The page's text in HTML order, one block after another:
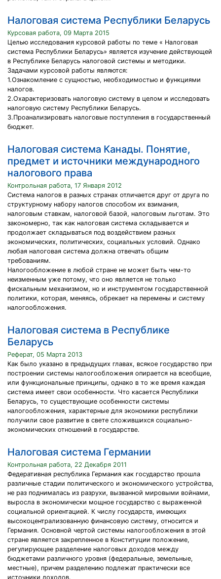
Налоговая система Республики Беларусь
Курсовая работа, 09 Марта 2015
Целью исследования курсовой работы по теме « Налоговая
система Республики Беларусь» является изучение действующей
в Республике Беларусь налоговой системы и методики.
Задачами курсовой работы являются:
1.Ознакомление с сущностью, необходимостью и функциями
налогов.
2.Охарактеризовать налоговую систему в целом и исследовать
налоговую систему Республики Беларусь.
3.Проанализировать налоговые поступления в государственный
бюджет.
Налоговая система Канады. Понятие,
предмет и источники международного
налогового права
Контрольная работа, 17 Января 2012
Система налогов в разных странах отличается друг от друга по
структурному набору налогов способом их взимания,
налоговым ставкам, налоговой базой, налоговым льготам. Это
закономерно, так как налоговая система складывается и
продолжает складываться под воздействием разных
экономических, политических, социальных условий. Однако
любая налоговая система должна отвечать общим
требованиям.
Налогообложение в любой стране не может быть чем-то
неизменным уже потому, что оно является не только
фискальным механизмом, но и инструментом государственной
политики, которая, меняясь, обрекает на перемены и систему
налогообложения.
Налоговая система в Республике
Беларусь
Реферат, 05 Марта 2013
Как было указано в предыдущих главах, всякое государство при
построении системы налогообложения опирается на всеобщие,
или функциональные принципы, однако в то же время каждая
система имеет свои особенности. Что касается Республики
Беларусь, то существующие особенности системы
налогообложения, характерные для экономики республики
получили свое развитие в свете сложившихся социально-
экономических отношений в государстве.
Налоговая система Германии
Контрольная работа, 22 Декабря 2011
Федеративная республика Германия как государство прошла
различные стадии политического и экономического устройства,
не раз поднималась из разрухи, вызванной мировыми войнами,
выросла в экономически мощное государство с выраженной
социальной ориентацией. К числу государств, имеющих
высокоцентрализованную финансовую систему, относится и
Германия. Основной чертой системы налогообложения в этой
стране является закрепленное в Конституции положение,
регулирующее разделение налоговых доходов между
бюджетами различного уровня (федеральные, земельные,
местные), причем разделению подлежат практически все
источники доходов.